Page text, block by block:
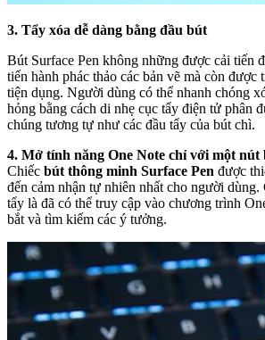
3. Tẩy xóa dễ dàng bằng đầu bút
Bút Surface Pen không những được cải tiến
tiến hành phác thảo các bản vẽ mà còn được
tiện dụng. Người dùng có thể nhanh chóng
hỏng bằng cách di nhẹ cục tẩy điện tử phân
chúng tương tự như các đầu tẩy của bút chì.
4. Mở tính năng One Note chỉ với một nút
Chiếc bút thông minh Surface Pen được
đến cảm nhận tự nhiên nhất cho người dùng.
tẩy là đã có thể truy cập vào chương trình
bắt và tìm kiếm các ý tưởng.